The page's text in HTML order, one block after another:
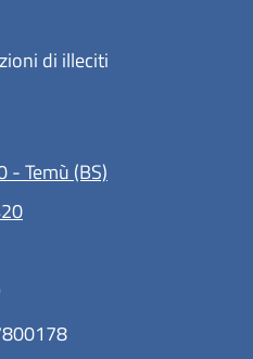
di illeciti
- Temù (BS)